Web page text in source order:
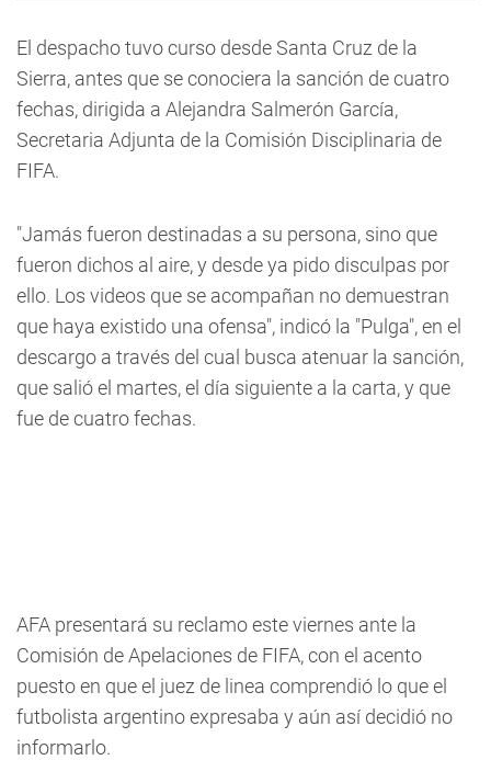
El despacho tuvo curso desde Santa Cruz de la
Sierra, antes que se conociera la sanción de cuatro
fechas, dirigida a Alejandra Salmerón García,
Secretaria Adjunta de la Comisión Disciplinaria de
FIFA.
"Jamás fueron destinadas a su persona, sino que
fueron dichos al aire, y desde ya pido disculpas por
ello. Los videos que se acompañan no demuestran
que haya existido una ofensa", indicó la "Pulga", en el
descargo a través del cual busca atenuar la sanción,
que salió el martes, el día siguiente a la carta, y que
fue de cuatro fechas.
AFA presentará su reclamo este viernes ante la
Comisión de Apelaciones de FIFA, con el acento
puesto en que el juez de linea comprendió lo que el
futbolista argentino expresaba y aún así decidió no
informarlo.